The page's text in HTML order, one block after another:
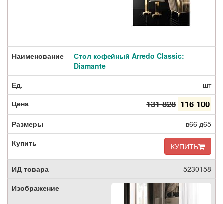
Стол кофейный Arredo Classic:
Diamante
шт
131 828 116 100
в66 д65
КУПИТЬ
5230158